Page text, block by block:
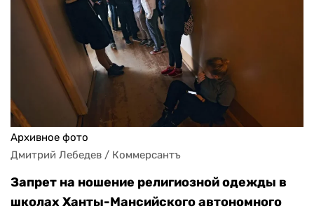
Архивное фото
Дмитрий Лебедев / Коммерсантъ
Запрет на ношение религиозной одежды в
школах Ханты-Мансийского автономного